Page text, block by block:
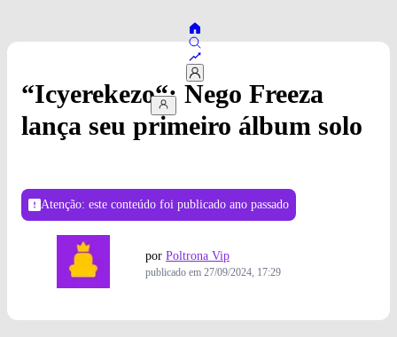
“Icyerekezo“: Nego Freeza
lança seu primeiro álbum solo
Atenção: este conteúdo foi publicado ano passado
por Poltrona Vip
publicado em 27/09/2024, 17:29